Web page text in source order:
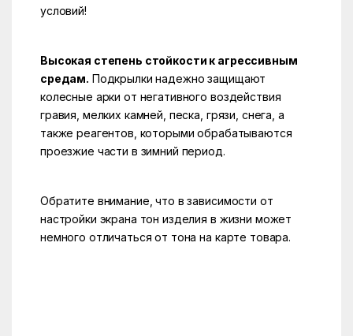
условий!
Высокая степень стойкости к агрессивным
средам. Подкрылки надежно защищают
колесные арки от негативного воздействия
гравия, мелких камней, песка, грязи, снега, а
также реагентов, которыми обрабатываются
проезжие части в зимний период.
Обратите внимание, что в зависимости от
настройки экрана тон изделия в жизни может
немного отличаться от тона на карте товара.